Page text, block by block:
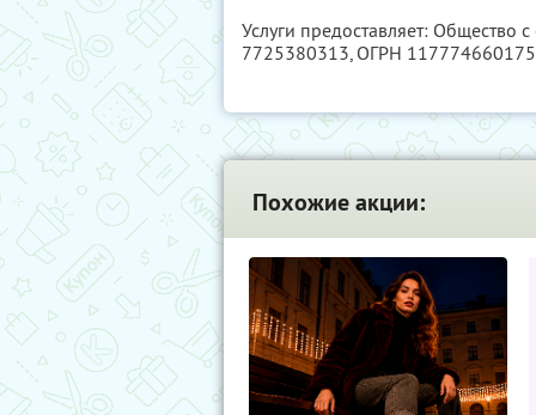
Услуги предоставляет: Общество
7725380313, ОГРН
Похожие акции: